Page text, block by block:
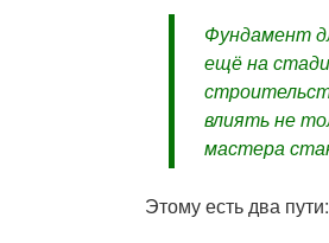
Фундамент
ещё на
влиять не
мастера
Этому есть два пути: